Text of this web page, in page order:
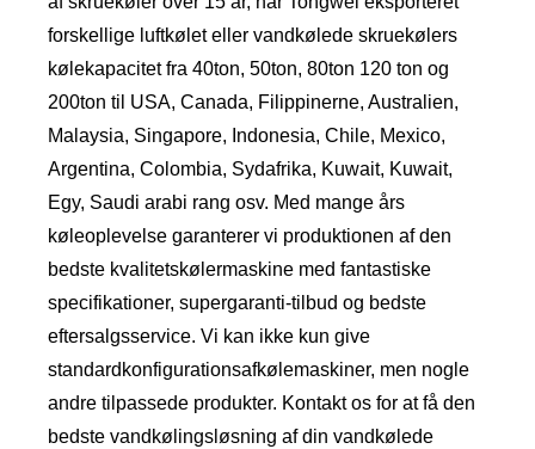
forskellige luftkølet eller vandkølede skruekølers
kølekapacitet fra 40ton, 50ton, 80ton 120 ton og
200ton til USA, Canada, Filippinerne, Australien,
Malaysia, Singapore, Indonesia, Chile, Mexico,
Argentina, Colombia, Sydafrika, Kuwait, Kuwait,
Egy, Saudi arabi rang osv. Med mange års
køleoplevelse garanterer vi produktionen af ​​den
bedste kvalitetskølermaskine med fantastiske
specifikationer, supergaranti-tilbud og bedste
eftersalgsservice. Vi kan ikke kun give
standardkonfigurationsafkølemaskiner, men nogle
andre tilpassede produkter. Kontakt os for at få den
bedste vandkølingsløsning af din vandkølede